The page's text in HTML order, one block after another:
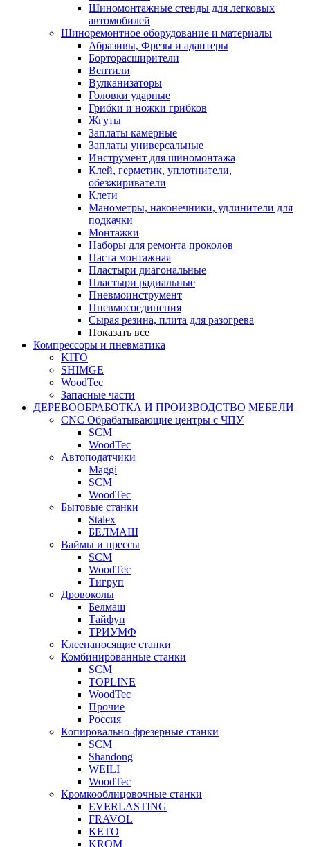
Шиномонтажные стенды для легковых
автомобилей
Шиноремонтное оборудование и материалы
Абразивы, Фрезы и адаптеры
Борторасширители
Вентили
Вулканизаторы
Головки ударные
Грибки и ножки грибков
Жгуты
Заплаты камерные
Заплаты универсальные
Инструмент для шиномонтажа
Клей, герметик, уплотнители,
обезжириватели
Клети
Манометры, наконечники, удлинители для
подкачки
Монтажки
Наборы для ремонта проколов
Паста монтажная
Пластыри диагональные
Пластыри радиальные
Пневмоинструмент
Пневмосоединения
Сырая резина, плита для разогрева
Показать все
Компрессоры и пневматика
KITO
SHIMGE
WoodTec
Запасные части
ДЕРЕВООБРАБОТКА И ПРОИЗВОДСТВО МЕБЕЛИ
CNC Обрабатывающие центры с ЧПУ
SCM
WoodTec
Автоподатчики
Maggi
SCM
WoodTec
Бытовые станки
Stalex
БЕЛМАШ
Ваймы и прессы
SCM
WoodTec
Тигруп
Дровоколы
Белмаш
Тайфун
ТРИУМФ
Клеенаносящие станки
Комбинированные станки
SCM
TOPLINE
WoodTec
Прочие
Россия
Копировально-фрезерные станки
SCM
Shandong
WEILI
WoodTec
Кромкооблицовочные станки
EVERLASTING
FRAVOL
KETO
KROM